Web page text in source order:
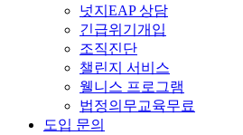
넛지EAP 상담
긴급위기개입
조직진단
챌린지 서비스
웰니스 프로그램
법정의무교육무료
도입 문의